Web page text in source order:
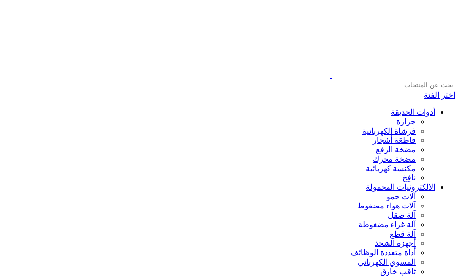
اختر الفئة
أدوات الحديقة
جزازة
فرشاة الكهربائية
قاطعَة أشجار
مضخة الرفع
مضخة محرك
مكنسة كهربائية
نافِخ
الالكترونيات المحمولة
آلات حمو
آلات هواء مضغوط
آلة صقل
آلة غراء مضغوطة
آلة قطع
أجهزة الشحذ
أداة متعددة الوظائف
المسوي الكهربائي
ثاقب خارق